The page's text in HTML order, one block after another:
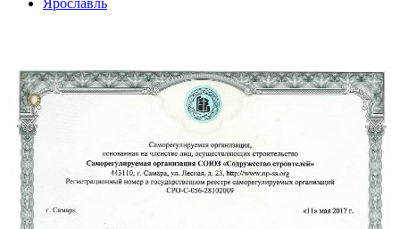
Ярославль